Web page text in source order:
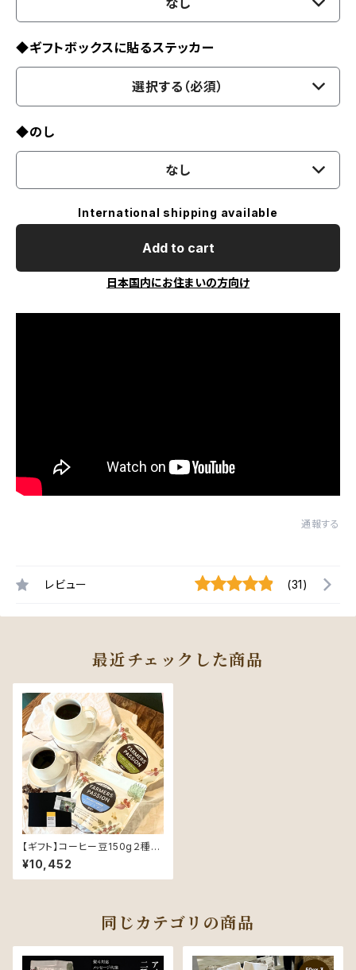
なし
◆ギフトボックスに貼るステッカー
選択する（必須）
◆のし
なし
International shipping available
Add to cart
日本国内にお住まいの方向け
通報する
レビュー (31)
最近チェックした商品
【ギフト】コーヒー豆150g２種と
ペアマグカップとソーサーのギフ
ト
¥10,452
同じカテゴリの商品